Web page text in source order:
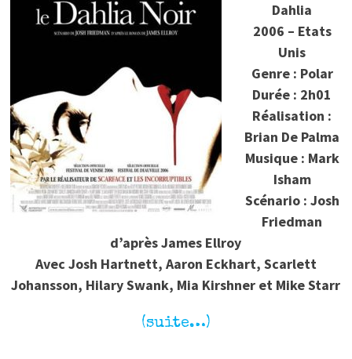
Dahlia
2006 – Etats
Unis
Genre : Polar
Durée : 2h01
Réalisation :
Brian De Palma
Musique : Mark
Isham
Scénario : Josh
Friedman
d’après James Ellroy
Avec Josh Hartnett, Aaron Eckhart, Scarlett
Johansson, Hilary Swank, Mia Kirshner et Mike Starr
(suite…)